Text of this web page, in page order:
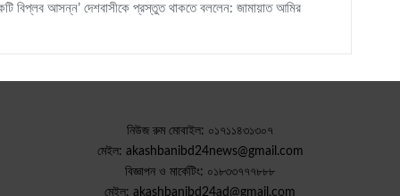
বিপ্লব আসন্ন’ দেশবাসীকে প্রস্তুত থাকতে বললেন: জামায়াত আমির
নিউজ রুম মোবাইল: ০১৭১১৪৩১৩০৭
মেইল: akashbanibd24news@gmail.com
বিজ্ঞাপন ও মার্কেটিং: ০১৮৩৩৭৭৭৮৮৮
মেইল: akashbanibd24ad@gmail.com